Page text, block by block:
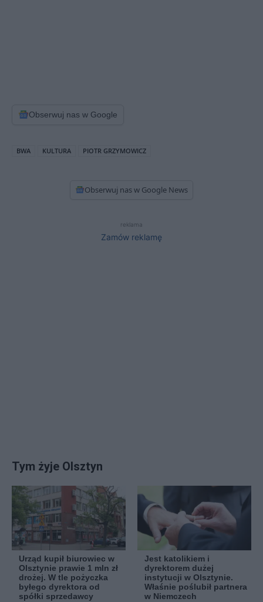
Obserwuj nas w Google
BWA KULTURA PIOTR GRZYMOWICZ
Obserwuj nas w Google News
reklama
Zamów reklamę
Tym żyje Olsztyn
Urząd kupił biurowiec w
Olsztynie prawie 1 mln zł
drożej. W tle pożyczka
byłego dyrektora od
spółki sprzedawcy
Jest katolikiem i
dyrektorem dużej
instytucji w Olsztynie.
Właśnie poślubił partnera
w Niemczech